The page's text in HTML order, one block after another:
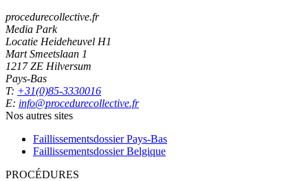
procedurecollective.fr
Media Park
Locatie Heideheuvel H1
Mart Smeetslaan 1
1217 ZE Hilversum
Pays-Bas
T: +31(0)85-3330016
E: info@procedurecollective.fr
Nos autres sites
Faillissementsdossier Pays-Bas
Faillissementsdossier Belgique
PROCÉDURES